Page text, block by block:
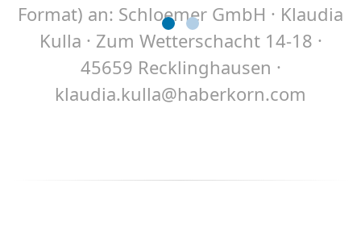
Format) an: Schloemer GmbH · Klaudia
Kulla · Zum Wetterschacht 14-18 ·
45659 Recklinghausen ·
klaudia.kulla@haberkorn.com